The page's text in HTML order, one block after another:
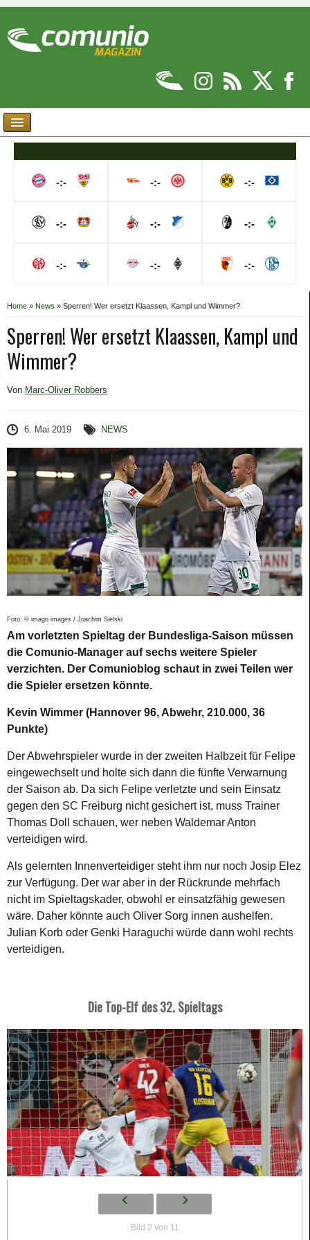
-:-
-:-
-:-
-:-
-:-
-:-
-:-
-:-
-:-
Home » News » Sperren! Wer ersetzt Klaassen, Kampl und Wimmer?
Sperren! Wer ersetzt Klaassen, Kampl und
Wimmer?
Von Marc-Oliver Robbers
6. Mai 2019 NEWS
Foto: © imago images / Joachim Sielski
Am vorletzten Spieltag der Bundesliga-Saison müssen
die Comunio-Manager auf sechs weitere Spieler
verzichten. Der Comunioblog schaut in zwei Teilen wer
die Spieler ersetzen könnte.
Kevin Wimmer (Hannover 96, Abwehr, 210.000, 36
Punkte)
Der Abwehrspieler wurde in der zweiten Halbzeit für Felipe
eingewechselt und holte sich dann die fünfte Verwarnung
der Saison ab. Da sich Felipe verletzte und sein Einsatz
gegen den SC Freiburg nicht gesichert ist, muss Trainer
Thomas Doll schauen, wer neben Waldemar Anton
verteidigen wird.
Als gelernten Innenverteidiger steht ihm nur noch Josip Elez
zur Verfügung. Der war aber in der Rückrunde mehrfach
nicht im Spieltagskader, obwohl er einsatzfähig gewesen
wäre. Daher könnte auch Oliver Sorg innen aushelfen.
Julian Korb oder Genki Haraguchi würde dann wohl rechts
verteidigen.
Die Top-Elf des 32. Spieltags
Bild 2 von 11